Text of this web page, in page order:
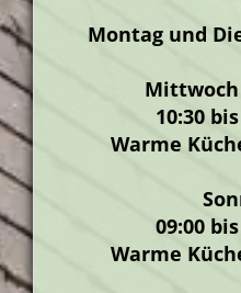
Montag und
Mittwoch
10:30
Warme
09:00
Warme